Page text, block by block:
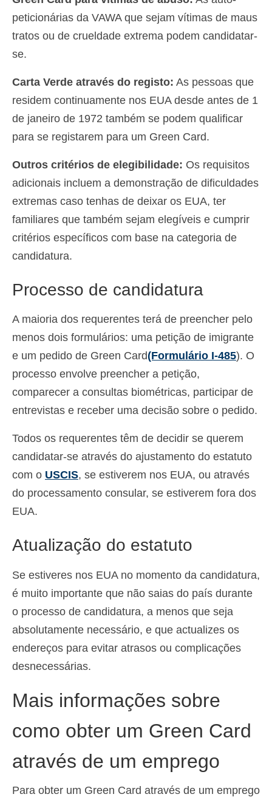
peticionárias da VAWA que sejam vítimas de maus
tratos ou de crueldade extrema podem candidatar-
se.
Carta Verde através do registo: As pessoas que
residem continuamente nos EUA desde antes de 1
de janeiro de 1972 também se podem qualificar
para se registarem para um Green Card.
Outros critérios de elegibilidade: Os requisitos
adicionais incluem a demonstração de dificuldades
extremas caso tenhas de deixar os EUA, ter
familiares que também sejam elegíveis e cumprir
critérios específicos com base na categoria de
candidatura.
Processo de candidatura
A maioria dos requerentes terá de preencher pelo
menos dois formulários: uma petição de imigrante
e um pedido de Green Card(Formulário I-485). O
processo envolve preencher a petição,
comparecer a consultas biométricas, participar de
entrevistas e receber uma decisão sobre o pedido.
Todos os requerentes têm de decidir se querem
candidatar-se através do ajustamento do estatuto
com o USCIS, se estiverem nos EUA, ou através
do processamento consular, se estiverem fora dos
EUA.
Atualização do estatuto
Se estiveres nos EUA no momento da candidatura,
é muito importante que não saias do país durante
o processo de candidatura, a menos que seja
absolutamente necessário, e que actualizes os
endereços para evitar atrasos ou complicações
desnecessárias.
Mais informações sobre
como obter um Green Card
através de um emprego
Para obter um Green Card através de um emprego